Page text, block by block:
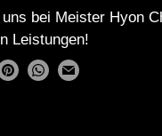
bei Meister Hyon
Leistungen!